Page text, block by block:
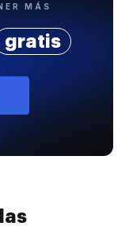
MÁS
gratis